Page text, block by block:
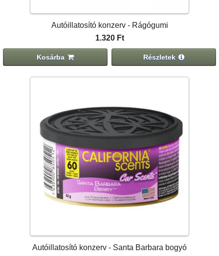
Autóillatosító konzerv - Rágógumi
1.320 Ft
Kosárba Részletek
Autóillatosító konzerv - Santa Barbara bogyó